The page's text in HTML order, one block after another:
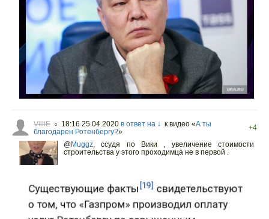
VilliE ○ 18:16 25.04.2020 в ответ на ↓ к видео «А ты
благодарен Ротенбергу?»
+4
@Muggz, ссудя по Вики , увеличение стоимости
строительства у этого проходимца не в первой .